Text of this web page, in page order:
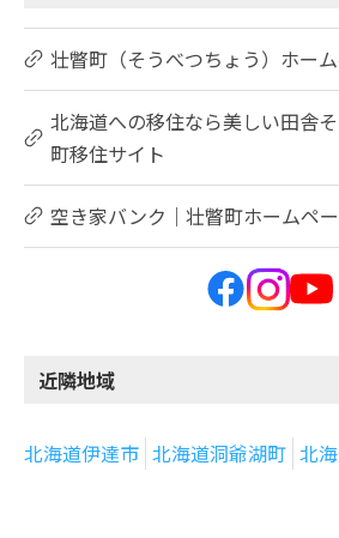
壮瞥町（そうべつちょう）ホー
北海道への移住なら美しい田舎
町移住サイト
空き家バンク｜壮瞥町ホームペ
近隣地域
北海道伊達市 北海道洞爺湖町 北